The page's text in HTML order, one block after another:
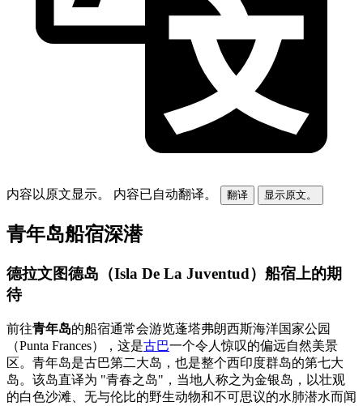
内容以原文显示。 内容已自动翻译。 翻译 显示原文。
青年岛船宿深潜
德拉文图德岛（Isla De La Juventud）船宿上的期
待
前往青年岛的船宿通常会游览蓬塔弗朗西斯海洋国家公园
（Punta Frances），这是古巴一个令人惊叹的偏远自然美景
区。青年岛是古巴第二大岛，也是整个西印度群岛的第七大
岛。该岛直译为 "青春之岛"，当地人称之为金银岛，以壮观
的白色沙滩、无与伦比的野生动物和不可思议的水肺潜水而闻